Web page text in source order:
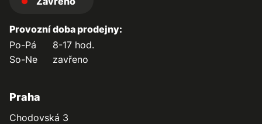
Provozní doba prodejny:
Po-Pá
8-17 hod.
So-Ne
zavřeno
Praha
Chodovská 3